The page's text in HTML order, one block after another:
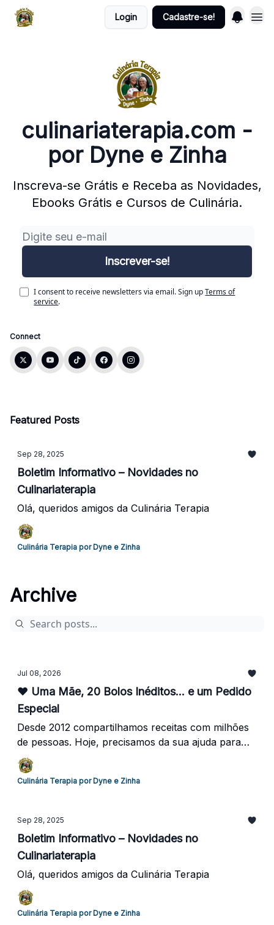
Login Cadastre-se!
culinariaterapia.com -
por Dyne e Zinha
Inscreva-se Grátis e Receba as Novidades,
Ebooks Grátis e Cursos de Culinária.
I consent to receive newsletters via email.Sign upTerms of
service.
Connect
Featured Posts
Sep 28, 2025
Boletim Informativo – Novidades no
Culinariaterapia
Olá, queridos amigos da Culinária Terapia
Culinária Terapia por Dyne e Zinha
Archive
Jul 08, 2026
❤️ Uma Mãe, 20 Bolos Inéditos... e um Pedido
Especial
Desde 2012 compartilhamos receitas com milhões
de pessoas. Hoje, precisamos da sua ajuda para
manter esse sonho vivo e apoiar a Mamãe Zinha
durante o tratamento.
Culinária Terapia por Dyne e Zinha
Sep 28, 2025
Boletim Informativo – Novidades no
Culinariaterapia
Olá, queridos amigos da Culinária Terapia
Culinária Terapia por Dyne e Zinha